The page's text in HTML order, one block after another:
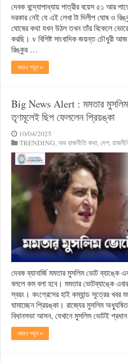
দেবক বন্দ্যোপাধ্যায় পাত্রীর বয়েস ৫১ আর
দরকার নেই যে এই লেখা টা দিলীপ ঘোষ ও
ঘোষের কথা যখন উঠল তখন তাঁর বিকেলে
করছি। v বিশিষ্ট সাংবাদিক জয়ন্ত চৌধুরী
রিঙ্কুর …
আরও পড়ুন »
Big News Alert : মমতার
তৃণমূলেই ছিপ ফেললেন প্রিয়ঙ্কা
10/04/2025
TRENDING,অথ রাজনীতি কথা,দেশ,
দেবক ব্যানার্জি মমতার মুসলিম ভোট ব্যাঙ্কে
বললে কম বলা হবে। মমতার ভোটব্যাঙ্কে এবার
স্বয়ং। কংগ্রেসের হাই কম্যান্ড সূত্রের খবর
ঘামাচ্ছেন প্রিয়ঙ্কা। রাজ্যের মুসলিম
বিধানসভা আসন, যেখানে মুসলিম ভোটই
আরও পড়ুন »